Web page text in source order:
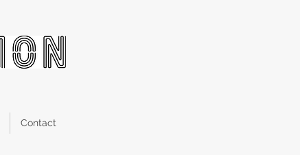
Contact